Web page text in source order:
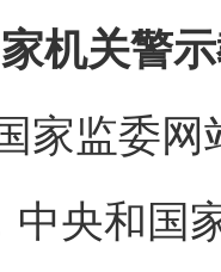
关警示
监委网
和国家